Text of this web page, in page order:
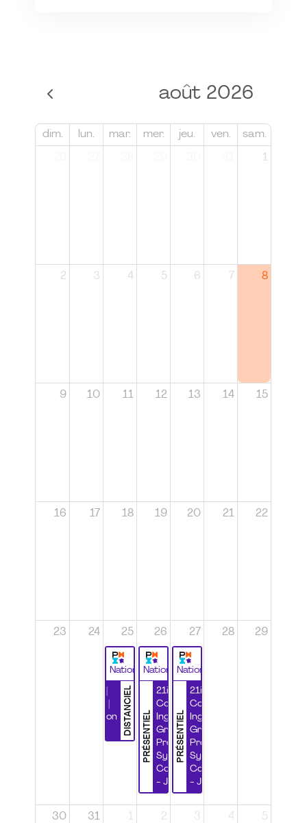
août 2026
dim. lun. mar. mer. jeu. ven. sam.
1
2 3 4 5 6 7 8
9 10 11 12 13 14 15
16 17 18 19 20 21 22
23 24 25
National
DISTANCIEL
Certification
26
National
PRÉSENTIEL
21ième
Congrès
Ingénierie
Grands
Projets et
Systèmes
Complexes
- Jour 1
27
National
PRÉSENTIEL
21ième
Congrès
Ingénierie
Grands
Projets et
Systèmes
Complexes
- Jour 2
28 29
30 31 1 2 3 4 5